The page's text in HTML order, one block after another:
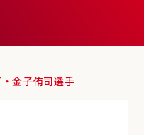
金子侑司選手